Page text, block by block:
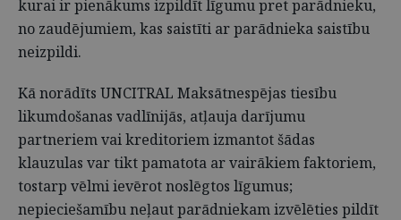
kurai ir pienākums izpildīt līgumu pret parādnieku,
no zaudējumiem, kas saistīti ar parādnieka saistību
neizpildi.
Kā norādīts UNCITRAL Maksātnespējas tiesību
likumdošanas vadlīnijās, atļauja darījumu
partneriem vai kreditoriem izmantot šādas
klauzulas var tikt pamatota ar vairākiem faktoriem,
tostarp vēlmi ievērot noslēgtos līgumus;
nepieciešamību neļaut parādniekam izvēlēties pildīt